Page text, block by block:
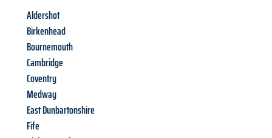
Aldershot
Birkenhead
Bournemouth
Cambridge
Coventry
Medway
East Dunbartonshire
Fife